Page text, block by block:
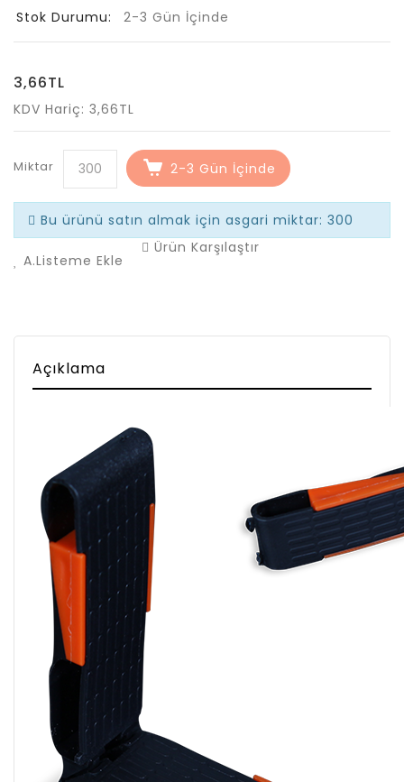
Stok Durumu:
2-3 Gün İçinde
3,66TL
KDV Hariç: 3,66TL
Miktar 2-3 Gün İçinde
Bu ürünü satın almak için asgari miktar: 300
A.Listeme Ekle
Ürün Karşılaştır
Açıklama